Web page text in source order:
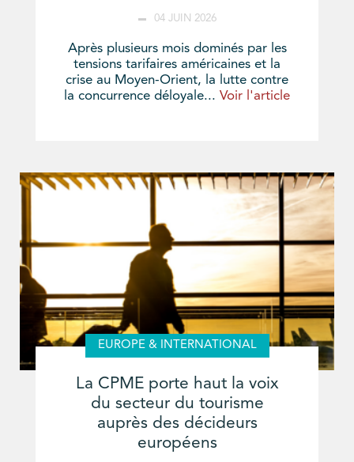
04 JUIN 2026
Après plusieurs mois dominés par les
tensions tarifaires américaines et la
crise au Moyen-Orient, la lutte contre
la concurrence déloyale... Voir l'article
EUROPE & INTERNATIONAL
La CPME porte haut la voix
du secteur du tourisme
auprès des décideurs
européens